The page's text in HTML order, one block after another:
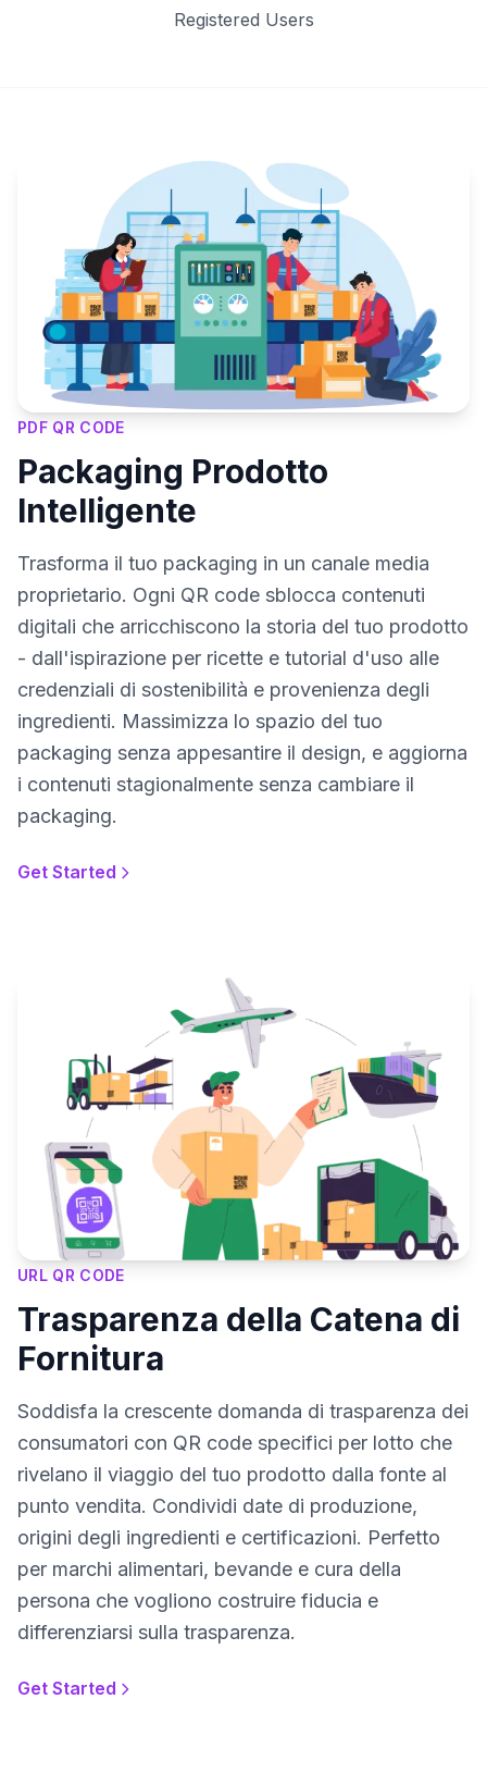
Registered Users
PDF QR CODE
Packaging Prodotto
Intelligente
Trasforma il tuo packaging in un canale media
proprietario. Ogni QR code sblocca contenuti
digitali che arricchiscono la storia del tuo prodotto
- dall'ispirazione per ricette e tutorial d'uso alle
credenziali di sostenibilità e provenienza degli
ingredienti. Massimizza lo spazio del tuo
packaging senza appesantire il design, e aggiorna
i contenuti stagionalmente senza cambiare il
packaging.
Get Started
URL QR CODE
Trasparenza della Catena di
Fornitura
Soddisfa la crescente domanda di trasparenza dei
consumatori con QR code specifici per lotto che
rivelano il viaggio del tuo prodotto dalla fonte al
punto vendita. Condividi date di produzione,
origini degli ingredienti e certificazioni. Perfetto
per marchi alimentari, bevande e cura della
persona che vogliono costruire fiducia e
differenziarsi sulla trasparenza.
Get Started